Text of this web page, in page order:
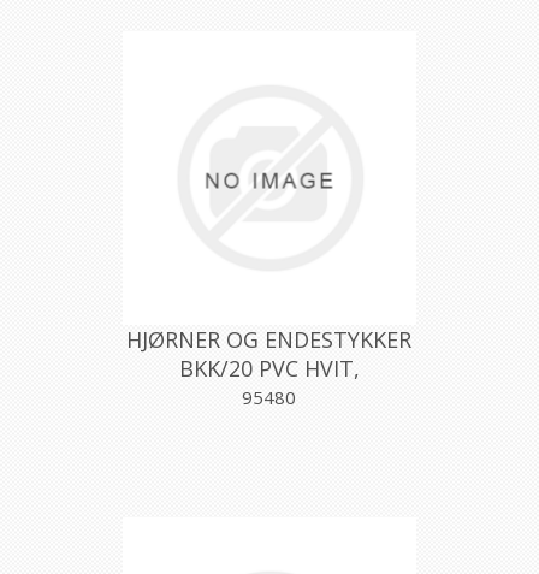
HJØRNER OG ENDESTYKKER
BKK/20 PVC HVIT,
PROFILPAS
95480